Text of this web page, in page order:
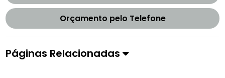
Orçamento pelo Telefone
Páginas Relacionadas